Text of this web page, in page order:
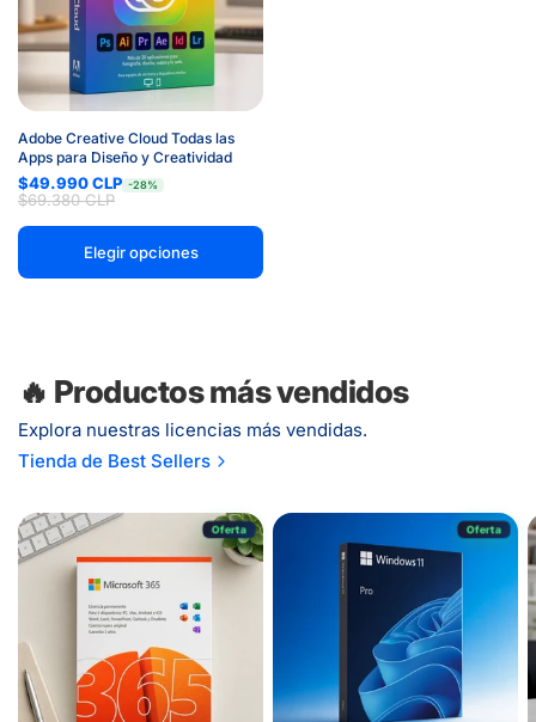
Adobe Creative Cloud Todas las
Apps para Diseño y Creatividad
$49.990 CLP
$69.380 CLP
-28%
Elegir opciones
🔥 Productos más vendidos
Explora nuestras licencias más vendidas.
Tienda de Best Sellers
Oferta Oferta